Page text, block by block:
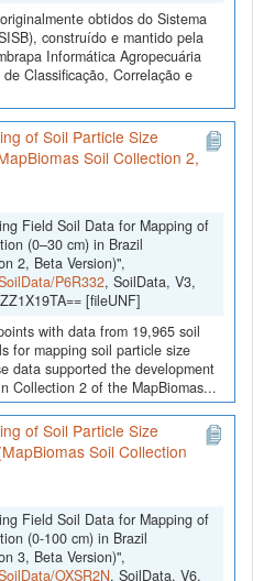
obtidos do Sistema
construído e mantido pela
Informática Agropecuária
Classificação, Correlação e
of Soil Particle Size
Soil Collection 2,
Field Soil Data for Mapping of
(0–30 cm) in Brazil
2, Beta Version)",
P6R332, SoilData, V3,
[fileUNF]
with data from 19,965 soil
for mapping soil particle size
data supported the development
Collection 2 of the MapBiomas...
of Soil Particle Size
Soil Collection
Field Soil Data for Mapping of
(0-100 cm) in Brazil
3, Beta Version)",
OXSR2N, SoilData, V6,